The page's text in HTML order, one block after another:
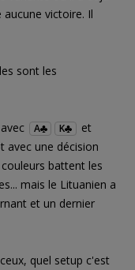
aucune victoire. Il
sont les
A K
et
avec une décision
battent les
mais le Lituanien a
et un dernier
quel setup c'est